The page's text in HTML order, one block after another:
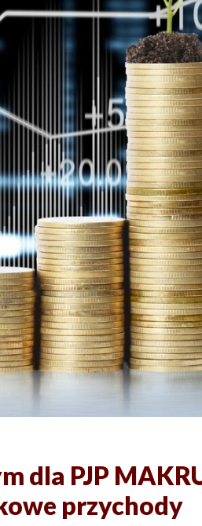
dla PJP
przychody